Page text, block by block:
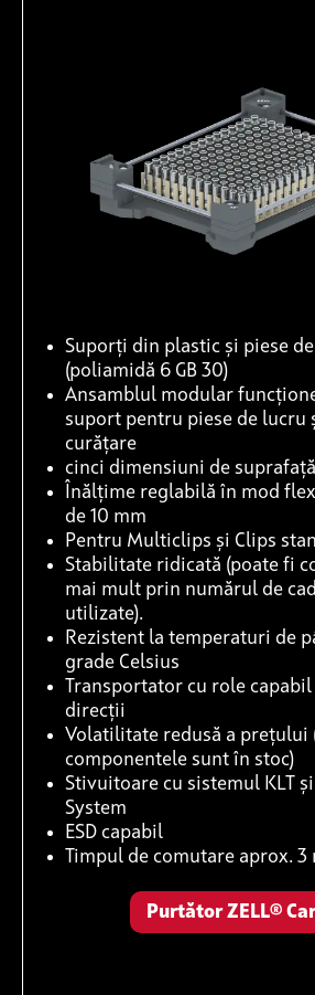
Suporți din plastic și piese
(poliamidă 6 GB 30)
Ansamblul modular
suport pentru piese de lucru
curățare
cinci dimensiuni de suprafață
Înălțime reglabilă în mod
de 10 mm
Pentru Multiclips și Clips
Stabilitate ridicată (poate fi
mai mult prin numărul de
utilizate).
Rezistent la temperaturi de
grade Celsius
Transportator cu role
direcții
Volatilitate redusă a prețului
componentele sunt în stoc)
Stivuitoare cu sistemul KLT
System
ESD capabil
Timpul de comutare aprox. 3
Purtător ZELL®